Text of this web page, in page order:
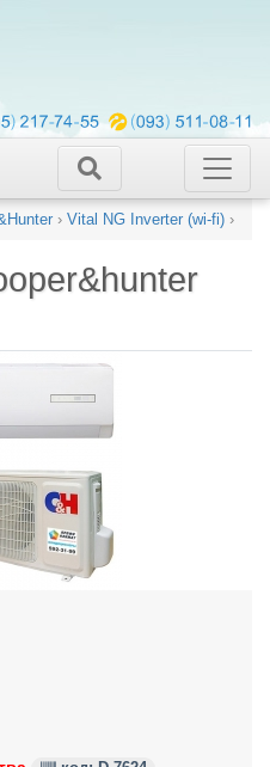
› Vital NG Inverter (wi-fi) ›